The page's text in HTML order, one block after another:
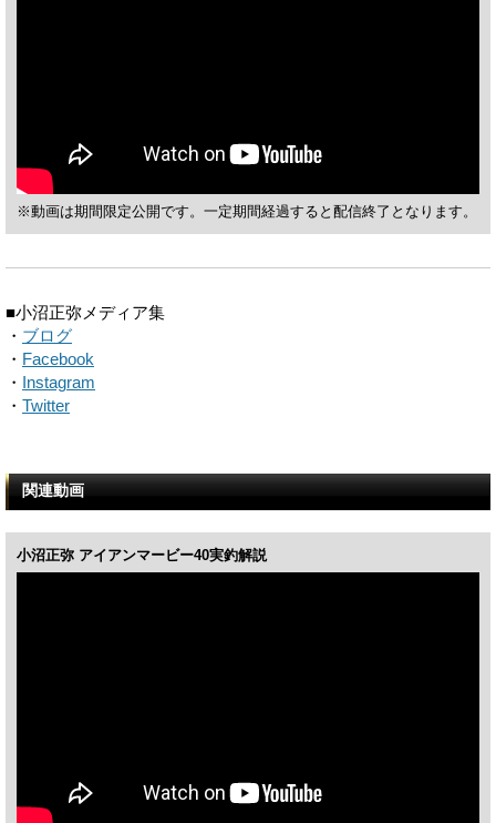
※動画は期間限定公開です。一定期間経過すると配信終了となります。
■小沼正弥メディア集
・ ブログ
・ Facebook
・
Instagram
・ Twitter
関連動画
小沼正弥 アイアンマービー40実釣解説